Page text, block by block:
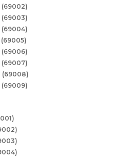
(69002)
(69003)
(69004)
(69006)
(69007)
(69008)
(69009)